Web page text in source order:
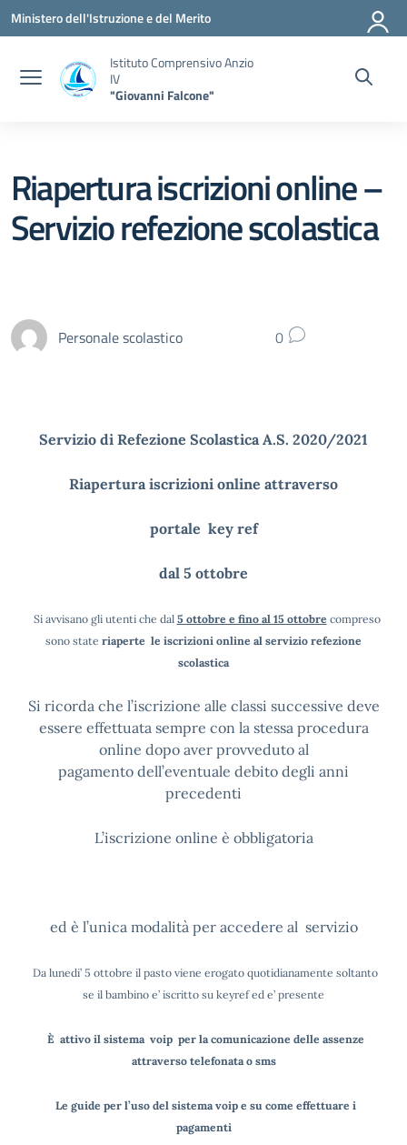
Vai ai contenuti
Vai al menu di navigazione
Vai al footer
Ministero dell'Istruzione e del Merito
Istituto Comprensivo Anzio
IV
"Giovanni Falcone"
Riapertura iscrizioni online –
Servizio refezione scolastica
Personale scolastico 0
Servizio di Refezione Scolastica A.S. 2020/2021
Riapertura iscrizioni online attraverso
portale key ref
dal 5 ottobre
Si avvisano gli utenti che dal 5 ottobre e fino al 15 ottobre compreso
sono state riaperte le iscrizioni online al servizio refezione
scolastica
Si ricorda che l’iscrizione alle classi successive deve
essere effettuata sempre con la stessa procedura
online dopo aver provveduto al
pagamento dell’eventuale debito degli anni
precedenti
L’iscrizione online è obbligatoria
ed è l’unica modalità per accedere al servizio
Da lunedi’ 5 ottobre il pasto viene erogato quotidianamente soltanto
se il bambino e’ iscritto su keyref ed e’ presente
È attivo il sistema voip per la comunicazione delle assenze
attraverso telefonata o sms
Le guide per l’uso del sistema voip e su come effettuare i
pagamenti